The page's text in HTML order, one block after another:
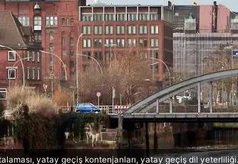
yatay geçiş kontenjanları, yatay geçiş dil yeterliliği.